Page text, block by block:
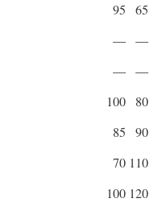
65
95
—
—
—
—
80
100
90
85
110
70
120
100